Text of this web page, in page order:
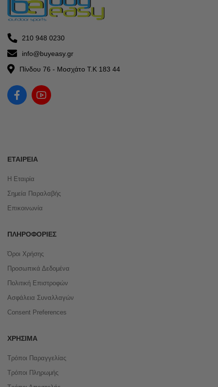
210 948 0230
info@buyeasy.gr
Πίνδου 76 - Μοσχάτο Τ.Κ 183 44
ΕΤΑΙΡΕΊΑ
Η Εταιρία
Σημεία Παραλαβής
Επικοινωνία
ΠΛΗΡΟΦΟΡΊΕΣ
Όροι Χρήσης
Προσωπικά Δεδομένα
Πολιτική Επιστροφών
Ασφάλεια Συναλλαγών
Consent Preferences
ΧΡΉΣΙΜΑ
Τρόποι Παραγγελίας
Τρόποι Πληρωμής